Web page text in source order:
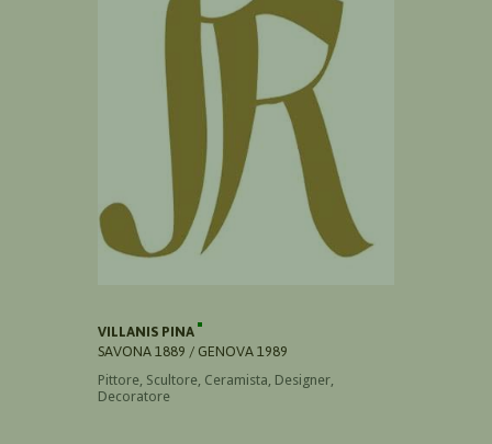
VILLANIS PINA
SAVONA 1889 / GENOVA 1989
Pittore, Scultore, Ceramista, Designer,
Decoratore